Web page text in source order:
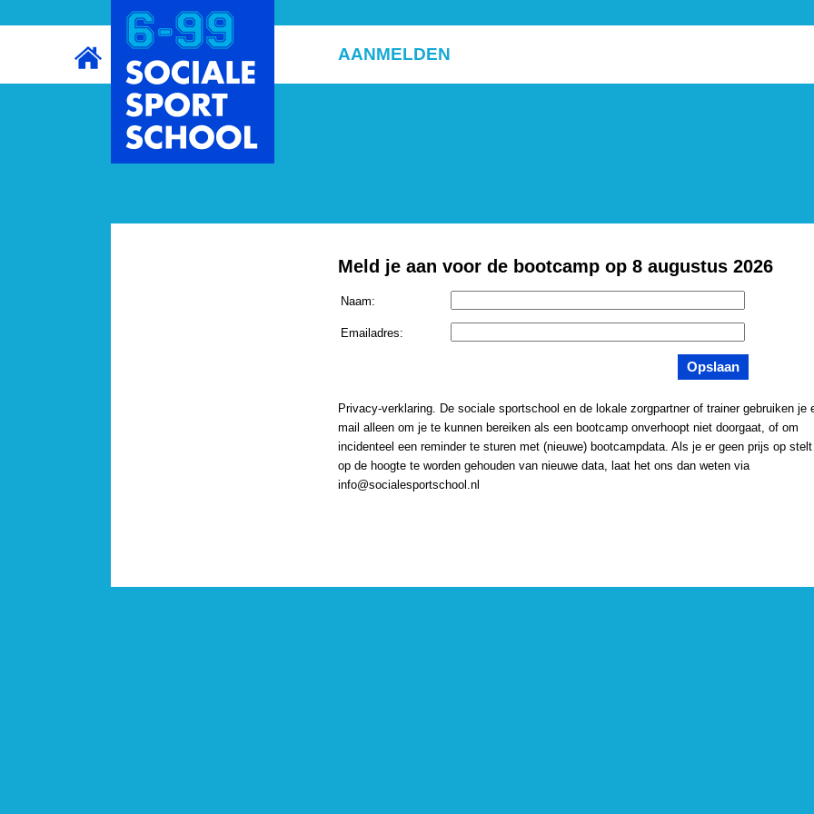
AANMELDEN
Meld je aan voor de bootcamp op 8 augustus 2026
Naam:
Emailadres:
Privacy-verklaring. De sociale sportschool en de lokale zorgpartner of trainer gebruiken je
mail alleen om je te kunnen bereiken als een bootcamp onverhoopt niet doorgaat, of om
incidenteel een reminder te sturen met (nieuwe) bootcampdata. Als je er geen prijs op stelt
op de hoogte te worden gehouden van nieuwe data, laat het ons dan weten via
info@socialesportschool.nl